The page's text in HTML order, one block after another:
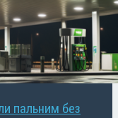
пальним без